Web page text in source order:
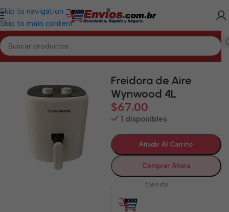
Skip to navigation
Skip to main content
Inicio/PINAR DEL RÍO/Electrodomésticos Pinar del Río
Freidora de Aire
Wynwood 4L
$67.00
1 disponibles
Añadir Al Carrito
Comprar Ahora
tienda